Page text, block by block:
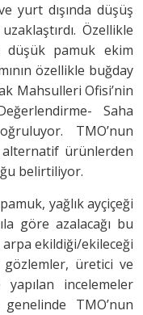
yurt dışında düşüş
Özellikle
düşük pamuk ekim
özellikle buğday
Mahsulleri Ofisi’nin
Saha
TMO’nun
ürünlerden
belirtiliyor.
yağlık ayçiçeği
göre azalacağı bu
arpa ekildiği/ekileceği
gözlemler, üretici ve
incelemeler
TMO’nun